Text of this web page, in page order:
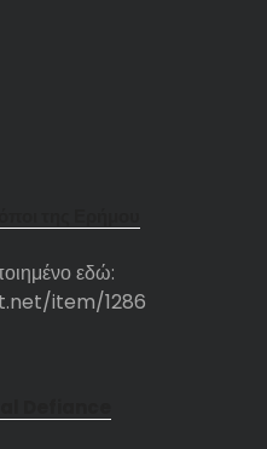
εδώ:
item/1286